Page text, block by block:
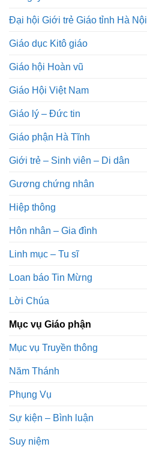
Đại hội Giới trẻ Giáo tỉnh Hà Nội
Giáo dục Kitô giáo
Giáo hội Hoàn vũ
Giáo Hội Việt Nam
Giáo lý – Đức tin
Giáo phận Hà Tĩnh
Giới trẻ – Sinh viên – Di dân
Gương chứng nhân
Hiệp thông
Hôn nhân – Gia đình
Linh mục – Tu sĩ
Loan báo Tin Mừng
Lời Chúa
Mục vụ Giáo phận
Mục vụ Truyền thông
Năm Thánh
Phụng Vụ
Sự kiện – Bình luận
Suy niệm